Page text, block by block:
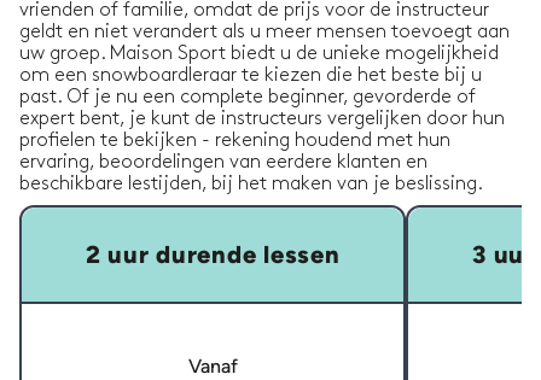
vrienden of familie, omdat de prijs voor de instructeur
geldt en niet verandert als u meer mensen toevoegt aan
uw groep. Maison Sport biedt u de unieke mogelijkheid
om een snowboardleraar te kiezen die het beste bij u
past. Of je nu een complete beginner, gevorderde of
expert bent, je kunt de instructeurs vergelijken door hun
profielen te bekijken - rekening houdend met hun
ervaring, beoordelingen van eerdere klanten en
beschikbare lestijden, bij het maken van je beslissing.
2 uur durende lessen
Vanaf
3 uur